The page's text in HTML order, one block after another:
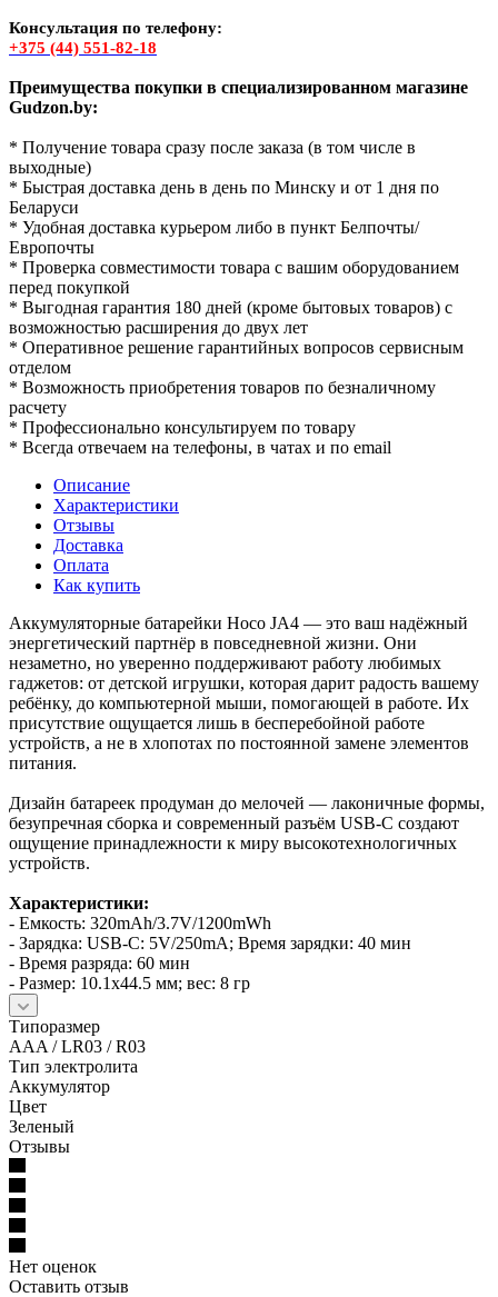
Консультация по телефону:
+375 (44) 551-82-18
Преимущества покупки в специализированном магазине
Gudzon.by:
* Получение товара сразу после заказа (в том числе в
выходные)
* Быстрая доставка день в день по Минску и от 1 дня по
Беларуси
* Удобная доставка курьером либо в пункт Белпочты/
Европочты
* Проверка совместимости товара с вашим оборудованием
перед покупкой
* Выгодная гарантия 180 дней (кроме бытовых товаров) с
возможностью расширения до двух лет
* Оперативное решение гарантийных вопросов сервисным
отделом
* Возможность приобретения товаров по безналичному
расчету
* Профессионально консультируем по товару
* Всегда отвечаем на телефоны, в чатах и по email
Описание
Характеристики
Отзывы
Доставка
Оплата
Как купить
Аккумуляторные батарейки Hoco JA4 — это ваш надёжный
энергетический партнёр в повседневной жизни. Они
незаметно, но уверенно поддерживают работу любимых
гаджетов: от детской игрушки, которая дарит радость вашему
ребёнку, до компьютерной мыши, помогающей в работе. Их
присутствие ощущается лишь в бесперебойной работе
устройств, а не в хлопотах по постоянной замене элементов
питания.
Дизайн батареек продуман до мелочей — лаконичные формы,
безупречная сборка и современный разъём USB‑C создают
ощущение принадлежности к миру высокотехнологичных
устройств.
Характеристики:
- Емкость: 320mAh/3.7V/1200mWh
- Зарядка: USB-C: 5V/250mA; Время зарядки: 40 мин
- Время разряда: 60 мин
- Размер: 10.1х44.5 мм; вес: 8 гр
Типоразмер
AAA / LR03 / R03
Тип электролита
Аккумулятор
Цвет
Зеленый
Отзывы
Нет оценок
Оставить отзыв